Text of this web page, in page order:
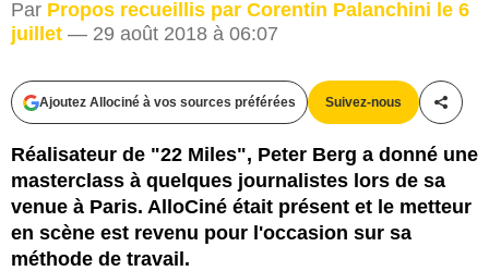
Par Propos recueillis par Corentin Palanchini le 6
juillet — 29 août 2018 à 06:07
Ajoutez Allociné à vos sources préférées Suivez-nous
Réalisateur de "22 Miles", Peter Berg a donné une
masterclass à quelques journalistes lors de sa
venue à Paris. AlloCiné était présent et le metteur
en scène est revenu pour l'occasion sur sa
méthode de travail.
Universum Film